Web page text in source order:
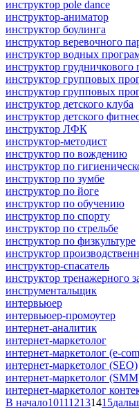
инструктор pole dance
инструктор-аниматор
инструктор боулинга
инструктор веревочного
инструктор водных
инструктор грудничкового
инструктор групповых
инструктор групповых
инструктор детского клуба
инструктор детского
инструктор ЛФК
инструктор-методист
инструктор по вождению
инструктор по
инструктор по зумбе
инструктор по йоге
инструктор по обучению
инструктор по спорту
инструктор по стрельбе
инструктор по физкультуре
инструктор
инструктор-спасатель
инструктор тренажерного
инструментальщик
интервьюер
интервьюер-промоутер
интернет-аналитик
интернет-маркетолог
интернет-маркетолог (e-
интернет-маркетолог (SEO)
интернет-маркетолог
интернет-маркетолог
В начало101112131415